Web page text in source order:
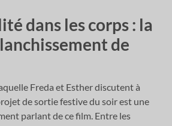
dans les corps : la
de
Freda et Esther discutent à
de sortie festive du soir est une
parlant de ce film. Entre les